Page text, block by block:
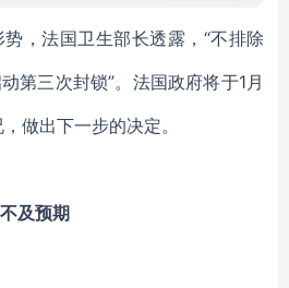
，法国卫生部长透露， “不排除
第三次封锁”。法国政府将于1月
做出下一步的决定。
及预期